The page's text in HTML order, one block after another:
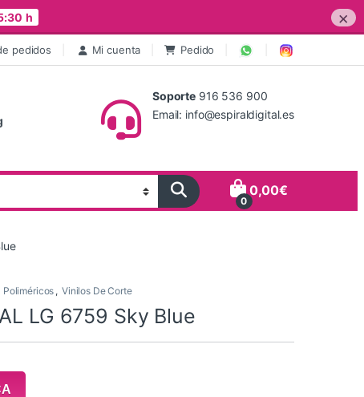
h ×
pedidos Mi cuenta Pedido
Soporte 916 536 900
Email: info@espiraldigital.es
0
0,00€
Poliméricos , Vinilos De Corte
LG 6759 Sky Blue